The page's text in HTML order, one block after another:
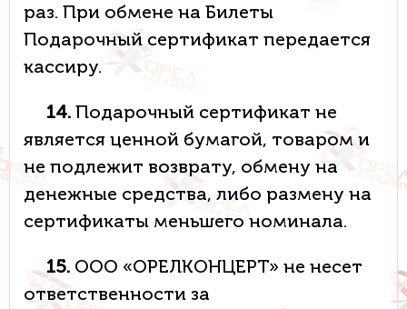
раз. При обмене на Билеты
Подарочный сертификат передается
кассиру.
14. Подарочный сертификат не
является ценной бумагой, товаром и
не подлежит возврату, обмену на
денежные средства, либо размену на
сертификаты меньшего номинала.
15. ООО «ОРЕЛКОНЦЕРТ» не несет
ответственности за